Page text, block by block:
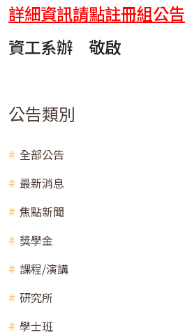
詳細資訊請點註冊組公告
資工系辦 敬啟
公告類別
全部公告
最新消息
焦點新聞
獎學金
課程/演講
研究所
學士班